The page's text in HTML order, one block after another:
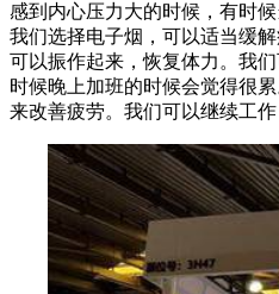
感到内心压力大的时候，有时
我们选择电子烟，可以适当缓
可以振作起来，恢复体力。我
时候晚上加班的时候会觉得很
来改善疲劳。我们可以继续工作